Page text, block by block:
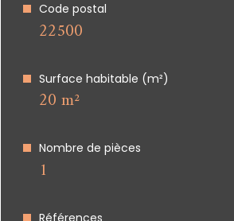
Code postal
22500
Surface habitable (m²)
20 m²
Nombre de pièces
1
Références